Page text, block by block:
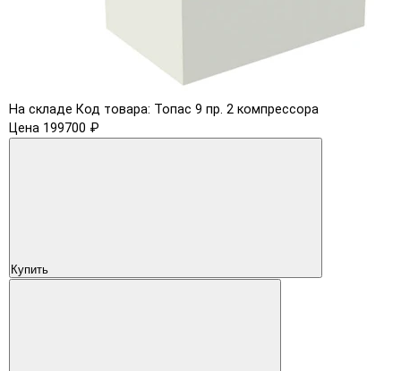
На складе Код товара: Топас 9 пр. 2 компрессора
Цена 199700 ₽
Купить